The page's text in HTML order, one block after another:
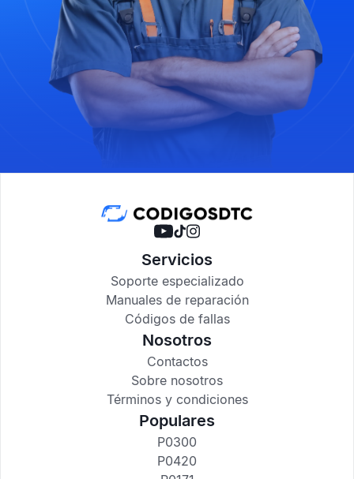
Servicios
Soporte especializado
Manuales de reparación
Códigos de fallas
Nosotros
Contactos
Sobre nosotros
Términos y condiciones
Populares
P0300
P0420